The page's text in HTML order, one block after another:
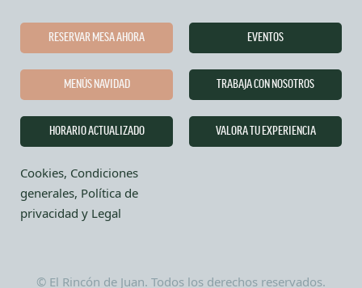
RESERVAR MESA AHORA
MENÚS NAVIDAD
HORARIO ACTUALIZADO
Cookies, Condiciones
generales, Política de
privacidad y Legal
EVENTOS
TRABAJA CON NOSOTROS
VALORA TU EXPERIENCIA
© El Rincón de Juan. Todos los derechos reservados.